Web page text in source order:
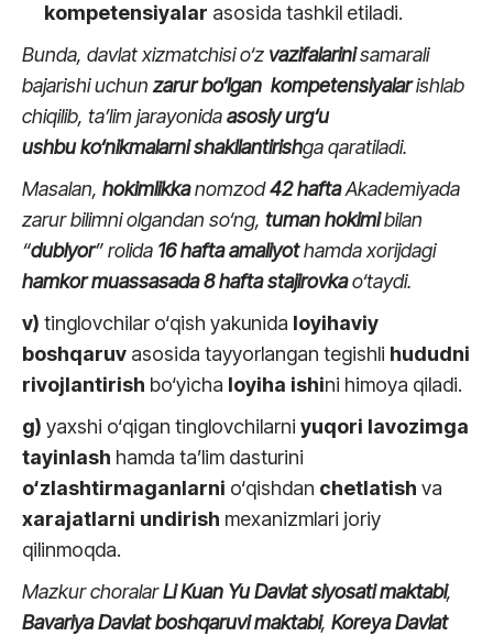
kompetensiyalar asosida tashkil etiladi.
Bunda, davlat xizmatchisi o‘z vazifalarinisamarali
bajarishi uchunzarur bo‘lgan kompetensiyalarishlab
chiqilib, ta’lim jarayonidaasosiy urg‘u
ushbu ko‘nikmalarni shakllantirishga qaratiladi.
Masalan, hokimlikkanomzod42haftaAkademiyada
zarur bilimni olgandan so‘ng, tuman hokimibilan
“dublyor” rolida 16haftaamaliyothamda xorijdagi
hamkor muassasada8 haftastajirovkao‘taydi.
v) tinglovchilar o‘qish yakunida loyihaviy
boshqaruv asosida tayyorlangan tegishli hududni
rivojlantirish bo‘yicha loyiha ishini himoya qiladi.
g) yaxshi o‘qigan tinglovchilarni yuqori lavozimga
tayinlash hamda ta’lim dasturini
o‘zlashtirmaganlarni o‘qishdan chetlatish va
xarajatlarni undirish mexanizmlari joriy
qilinmoqda.
Mazkur choralarLi Kuan Yu Davlat siyosati maktabi,
BavariyaDavlat boshqaruvi maktabi, Koreya Davlat